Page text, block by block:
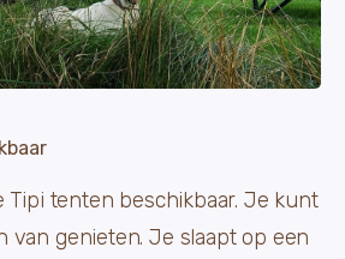
Tipi tenten beschikbaar. Je kunt
van genieten. Je slaapt op een